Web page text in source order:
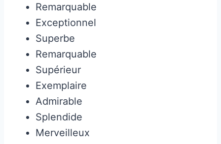
Remarquable
Exceptionnel
Superbe
Remarquable
Supérieur
Exemplaire
Admirable
Splendide
Merveilleux